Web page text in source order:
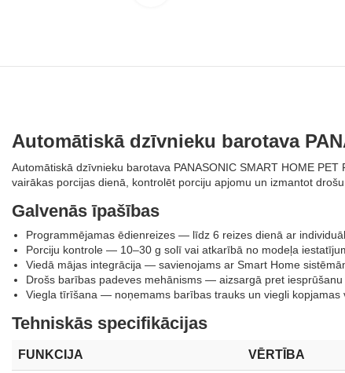
Automātiskā dzīvnieku barotava
Automātiskā dzīvnieku barotava PANASONIC SMART HOME
vairākas porcijas dienā, kontrolēt porciju apjomu un izmantot
Galvenās īpašības
Programmējamas ēdienreizes — līdz 6 reizes dienā ar
Porciju kontrole — 10–30 g solī vai atkarībā no modeļa
Viedā mājas integrācija — savienojams ar Smart Home
Drošs barības padeves mehānisms — aizsargā pret iesprūšanu
Viegla tīrīšana — noņemams barības trauks un viegli kopjamas
Tehniskās specifikācijas
FUNKCIJA VĒRTĪBA